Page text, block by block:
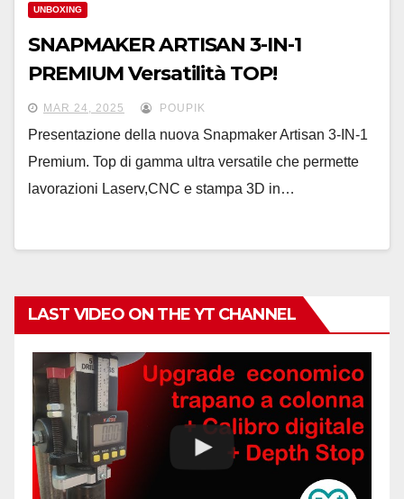
UNBOXING
SNAPMAKER ARTISAN 3-IN-1
PREMIUM Versatilità TOP!
MAR 24, 2025 POUPIK
Presentazione della nuova Snapmaker Artisan 3-IN-1
Premium. Top di gamma ultra versatile che permette
lavorazioni Laserv,CNC e stampa 3D in…
LAST VIDEO ON THE YT CHANNEL